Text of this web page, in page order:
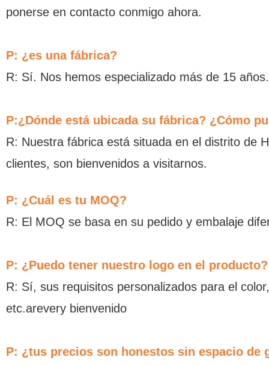
ponerse en contacto conmigo ahora.
P: ¿es una fábrica?
R: Sí. Nos hemos especializado más de 15 años.
P:¿Dónde está ubicada su fábrica? ¿Cómo
R: Nuestra fábrica está situada en el distrito de
clientes, son bienvenidos a visitarnos.
P: ¿Cuál es tu MOQ?
R: El MOQ se basa en su pedido y embalaje
P: ¿Puedo tener nuestro logo en el producto?
R: Sí, sus requisitos personalizados para el
etc.arevery bienvenido
P: ¿tus precios son honestos sin espacio de